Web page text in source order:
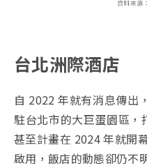
台北洲際酒店
自 2022 年就有消息傳出
駐台北市的大巨蛋園區，
甚至計畫在 2024 年就開
啟用，飯店的動態卻仍不